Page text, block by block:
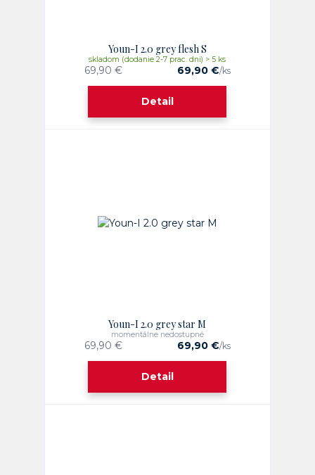
Youn-I 2.0 grey flesh S
69,90 € 69,90 €/ks
skladom (dodanie 2-7 prac. dni) > 5 ks
Detail
Youn-I 2.0 grey star M
69,90 € 69,90 €/ks
momentálne nedostupné
Detail